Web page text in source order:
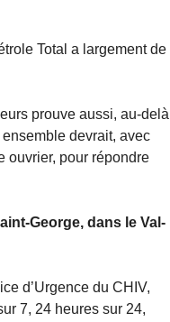
Total a largement de
prouve aussi, au-delà
devrait, avec
ouvrier, pour répondre
George, dans le Val-
d’Urgence du CHIV,
7, 24 heures sur 24,